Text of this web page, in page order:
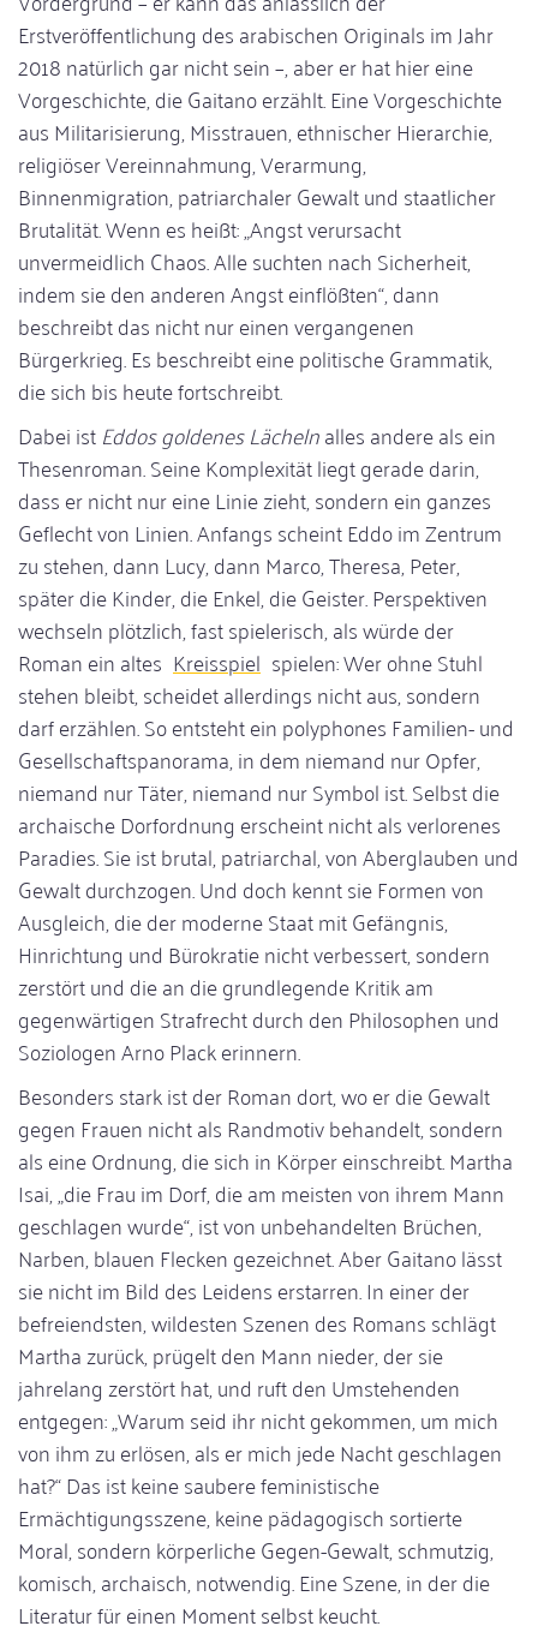
Erstveröffentlichung des arabischen Originals im Jahr
2018 natürlich gar nicht sein –, aber er hat hier eine
Vorgeschichte, die Gaitano erzählt. Eine Vorgeschichte
aus Militarisierung, Misstrauen, ethnischer Hierarchie,
religiöser Vereinnahmung, Verarmung,
Binnenmigration, patriarchaler Gewalt und staatlicher
Brutalität. Wenn es heißt: „Angst verursacht
unvermeidlich Chaos. Alle suchten nach Sicherheit,
indem sie den anderen Angst einflößten“, dann
beschreibt das nicht nur einen vergangenen
Bürgerkrieg. Es beschreibt eine politische Grammatik,
die sich bis heute fortschreibt.
Dabei istEddos goldenes Lächelnalles andere als ein
Thesenroman. Seine Komplexität liegt gerade darin,
dass er nicht nur eine Linie zieht, sondern ein ganzes
Geflecht von Linien. Anfangs scheint Eddo im Zentrum
zu stehen, dann Lucy, dann Marco, Theresa, Peter,
später die Kinder, die Enkel, die Geister. Perspektiven
wechseln plötzlich, fast spielerisch, als würde der
Roman ein altes Kreisspiel spielen: Wer ohne Stuhl
stehen bleibt, scheidet allerdings nicht aus, sondern
darf erzählen. So entsteht ein polyphones Familien- und
Gesellschaftspanorama, in dem niemand nur Opfer,
niemand nur Täter, niemand nur Symbol ist. Selbst die
archaische Dorfordnung erscheint nicht als verlorenes
Paradies. Sie ist brutal, patriarchal, von Aberglauben und
Gewalt durchzogen. Und doch kennt sie Formen von
Ausgleich, die der moderne Staat mit Gefängnis,
Hinrichtung und Bürokratie nicht verbessert, sondern
zerstört und die an die grundlegende Kritik am
gegenwärtigen Strafrecht durch den Philosophen und
Soziologen Arno Plack erinnern.
Besonders stark ist der Roman dort, wo er die Gewalt
gegen Frauen nicht als Randmotiv behandelt, sondern
als eine Ordnung, die sich in Körper einschreibt. Martha
Isai, „die Frau im Dorf, die am meisten von ihrem Mann
geschlagen wurde“, ist von unbehandelten Brüchen,
Narben, blauen Flecken gezeichnet. Aber Gaitano lässt
sie nicht im Bild des Leidens erstarren. In einer der
befreiendsten, wildesten Szenen des Romans schlägt
Martha zurück, prügelt den Mann nieder, der sie
jahrelang zerstört hat, und ruft den Umstehenden
entgegen: „Warum seid ihr nicht gekommen, um mich
von ihm zu erlösen, als er mich jede Nacht geschlagen
hat?“ Das ist keine saubere feministische
Ermächtigungsszene, keine pädagogisch sortierte
Moral, sondern körperliche Gegen-Gewalt, schmutzig,
komisch, archaisch, notwendig. Eine Szene, in der die
Literatur für einen Moment selbst keucht.